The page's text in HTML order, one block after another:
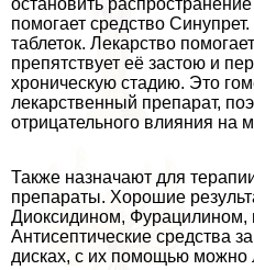
остановить
помогает средство
таблеток. Лекарство
препятствует её застою и
хроническую стадию. Это
лекарственный препарат,
отрицательного влияния на
Также назначают для
препараты. Хорошие
Диоксидином, Фурацилином,
Антисептические средства
дисках, с их помощью можно